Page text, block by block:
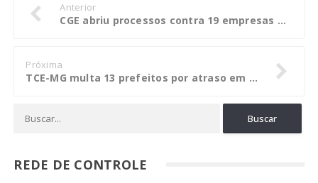
Anterior
CGE abriu processos contra 19 empresas delatadas por Silval
Próxima
TCE-MG multa 13 prefeitos por atraso em relatórios da LRF
REDE DE CONTROLE